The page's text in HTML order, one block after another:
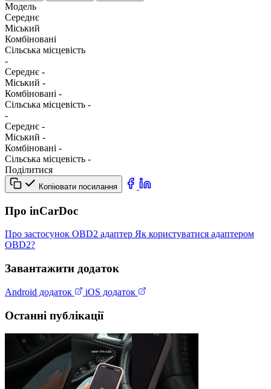
Модель
Середнє
Міський
Комбіновані
Сільська місцевість
-
Середнє -
Міський -
Комбіновані -
Сільська місцевість -
-
Середнє -
Міський -
Комбіновані -
Сільська місцевість -
Поділитися
Копіювати посилання
Про inCarDoc
Про застосунок OBD2 адаптер Як користуватися адаптером
OBD2?
Завантажити додаток
Android додаток iOS додаток
Останні публікації